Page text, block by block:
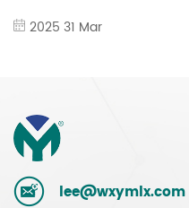
lee@wxymlx.com